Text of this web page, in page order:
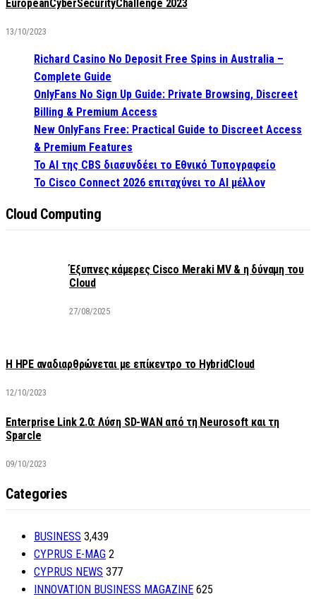
EuropeanCyberSecurityChallenge 2023
13/10/2023
Richard Casino No Deposit Free Spins in Australia –
Complete Guide
OnlyFans No Sign Up Guide: Private Browsing, Discreet
Billing & Premium Access
New OnlyFans Free: Practical Guide to Discreet Access
& Premium Features
Το AI της CBS διασυνδέει το Εθνικό Τυπογραφείο
Το Cisco Connect 2026 επιταχύνει το AI μέλλον
Cloud Computing
Έξυπνες κάμερες Cisco Meraki MV & η δύναμη του
Cloud
27/08/2025
H HPE αναδιαρθρώνεται με επίκεντρο το HybridCloud
12/10/2023
Enterprise Link 2.0: Λύση SD-WAN από τη Neurosoft και τη
Sparcle
09/10/2023
Categories
BUSINESS 3,439
CYPRUS E-MAG 2
CYPRUS NEWS 377
INNOVATION BUSINESS MAGAZINE 625